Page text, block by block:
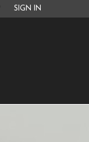
SIGN IN